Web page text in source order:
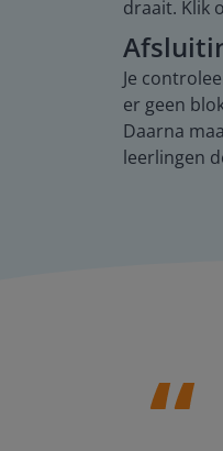
draait. Klik
Je
er geen
Daarna
leerlingen